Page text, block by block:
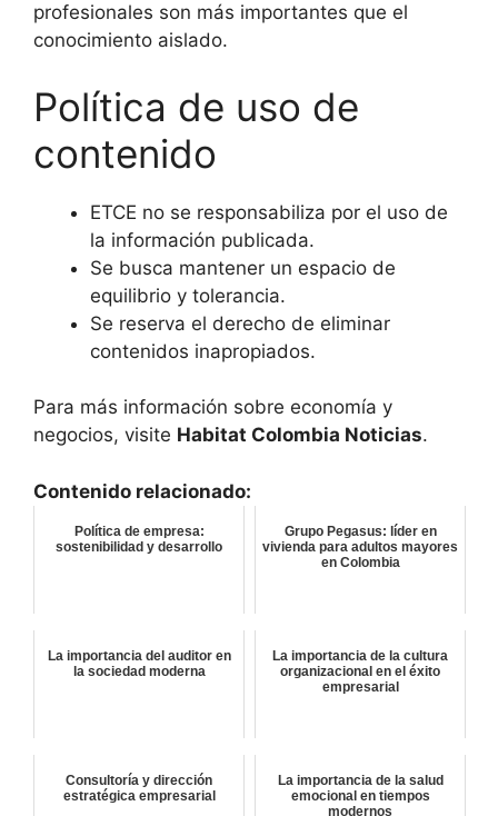
profesionales son más importantes que el
conocimiento aislado.
Política de uso de
contenido
ETCE no se responsabiliza por el uso de
la información publicada.
Se busca mantener un espacio de
equilibrio y tolerancia.
Se reserva el derecho de eliminar
contenidos inapropiados.
Para más información sobre economía y
negocios, visite Habitat Colombia Noticias.
Contenido relacionado:
Política de empresa:
sostenibilidad y desarrollo
Grupo Pegasus: líder en
vivienda para adultos mayores
en Colombia
La importancia del auditor en
la sociedad moderna
La importancia de la cultura
organizacional en el éxito
empresarial
Consultoría y dirección
estratégica empresarial
La importancia de la salud
emocional en tiempos
modernos